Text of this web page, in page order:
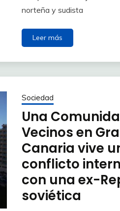
norteña y sudista
Leer más
Sociedad
Una
Vecinos en
Canaria vive
conflicto
con una ex-
soviética